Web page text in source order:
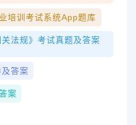
培训考试系统app题库
法规》考试真题及答案
答案
案